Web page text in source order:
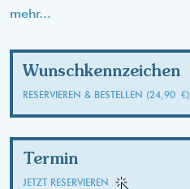
mehr...
Wunschkennzeichen
RESERVIEREN & BESTELLEN (24,90 €)
Termin
JETZT RESERVIEREN